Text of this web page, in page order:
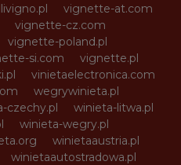
vignette-at.com
vignette-cz.com
vignette-poland.pl
si.com
vignette.pl
vinietaelectronica.com
wegrywinieta.pl
czechy.pl
winieta-litwa.pl
winieta-wegry.pl
winietaaustria.pl
winietaautostradowa.pl